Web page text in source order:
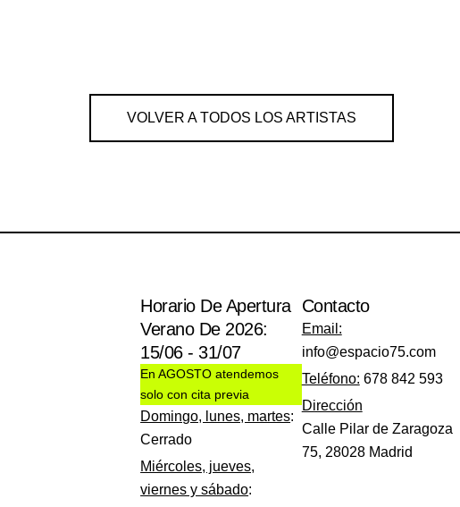
VOLVER A TODOS LOS ARTISTAS
Horario De Apertura
Verano De 2026:
15/06 - 31/07
En AGOSTO atendemos
solo con cita previa
Domingo, lunes, martes:
Cerrado
Miércoles, jueves,
viernes y sábado:
Contacto
Email:
info@espacio75.com
Teléfono: 678 842 593
Dirección
Calle Pilar de Zaragoza
75, 28028 Madrid